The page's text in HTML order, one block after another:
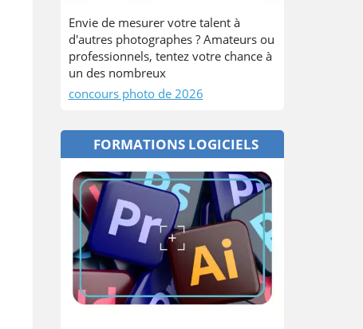
Envie de mesurer votre talent à
d'autres photographes ? Amateurs ou
professionnels, tentez votre chance à
un des nombreux
concours photo de 2026
FORMATIONS LOGICIELS